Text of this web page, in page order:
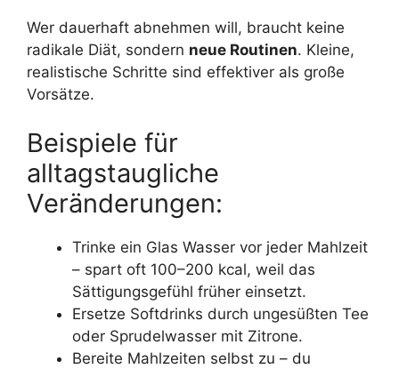
Wer dauerhaft abnehmen will, braucht keine
radikale Diät, sondern neue Routinen. Kleine,
realistische Schritte sind effektiver als große
Vorsätze.
Beispiele für
alltagstaugliche
Veränderungen:
Trinke ein Glas Wasser vor jeder Mahlzeit
– spart oft 100–200 kcal, weil das
Sättigungsgefühl früher einsetzt.
Ersetze Softdrinks durch ungesüßten Tee
oder Sprudelwasser mit Zitrone.
Bereite Mahlzeiten selbst zu – du